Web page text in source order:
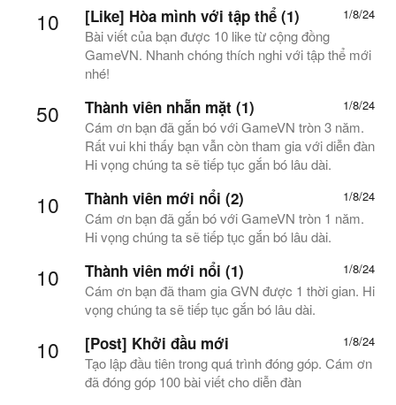
10 1/8/24
[Like] Hòa mình với tập thể (1)
Bài viết của bạn được 10 like từ cộng đồng
GameVN. Nhanh chóng thích nghi với tập thể mới
nhé!
50 1/8/24
Thành viên nhẵn mặt (1)
Cám ơn bạn đã gắn bó với GameVN tròn 3 năm.
Rất vui khi thấy bạn vẫn còn tham gia với diễn đàn
Hi vọng chúng ta sẽ tiếp tục gắn bó lâu dài.
10 1/8/24
Thành viên mới nổi (2)
Cám ơn bạn đã gắn bó với GameVN tròn 1 năm.
Hi vọng chúng ta sẽ tiếp tục gắn bó lâu dài.
10 1/8/24
Thành viên mới nổi (1)
Cám ơn bạn đã tham gia GVN được 1 thời gian. Hi
vọng chúng ta sẽ tiếp tục gắn bó lâu dài.
10 1/8/24
[Post] Khởi đầu mới
Tạo lập đầu tiên trong quá trình đóng góp. Cám ơn
đã đóng góp 100 bài viết cho diễn đàn